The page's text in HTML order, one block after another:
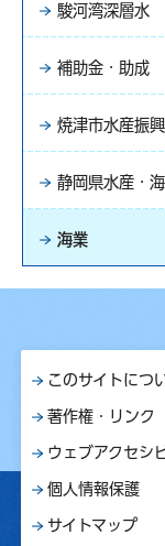
駿河湾深層水
補助金・助成
焼津市水産振
静岡県水産・
海業
このサイトにつ
著作権・リンク
ウェブアクセシ
個人情報保護
サイトマップ